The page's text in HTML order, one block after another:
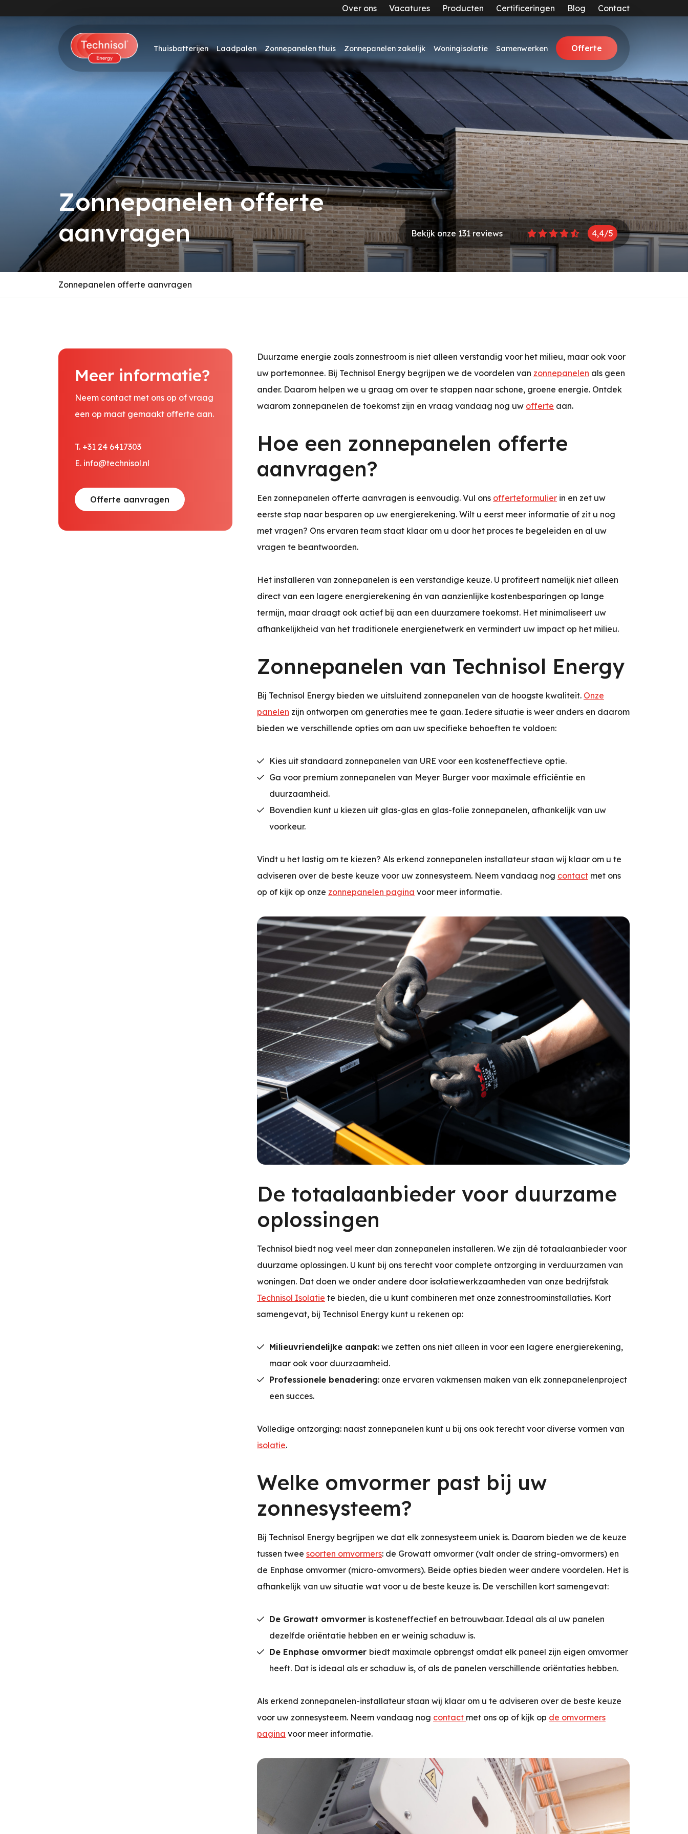
Over ons Vacatures Producten Certificeringen Blog Contact
Thuisbatterijen Laadpalen Zonnepanelen thuis Zonnepanelen zakelijk Woningisolatie Samenwerken Offerte
Zonnepanelen offerte
aanvragen
Bekijk onze 131 reviews 4,4/5
Zonnepanelen offerte aanvragen
Meer informatie?
Neem contact met ons op of vraag
een op maat gemaakt offerte aan.
T. +31 24 6417303
E. info@technisol.nl
Offerte aanvragen
Duurzame energie zoals zonnestroom is niet alleen verstandig voor het milieu, maar ook voor
uw portemonnee. Bij Technisol Energy begrijpen we de voordelen van zonnepanelen als geen
ander. Daarom helpen we u graag om over te stappen naar schone, groene energie. Ontdek
waarom zonnepanelen de toekomst zijn en vraag vandaag nog uw offerte aan.
Hoe een zonnepanelen offerte
aanvragen?
Een zonnepanelen offerte aanvragen is eenvoudig. Vul ons offerteformulier in en zet uw
eerste stap naar besparen op uw energierekening. Wilt u eerst meer informatie of zit u nog
met vragen? Ons ervaren team staat klaar om u door het proces te begeleiden en al uw
vragen te beantwoorden.
Het installeren van zonnepanelen is een verstandige keuze. U profiteert namelijk niet alleen
direct van een lagere energierekening én van aanzienlijke kostenbesparingen op lange
termijn, maar draagt ook actief bij aan een duurzamere toekomst. Het minimaliseert uw
afhankelijkheid van het traditionele energienetwerk en vermindert uw impact op het milieu.
Zonnepanelen van Technisol Energy
Bij Technisol Energy bieden we uitsluitend zonnepanelen van de hoogste kwaliteit. Onze
panelen zijn ontworpen om generaties mee te gaan. Iedere situatie is weer anders en daarom
bieden we verschillende opties om aan uw specifieke behoeften te voldoen:
Kies uit standaard zonnepanelen van URE voor een kosteneffectieve optie.
Ga voor premium zonnepanelen van Meyer Burger voor maximale efficiëntie en
duurzaamheid.
Bovendien kunt u kiezen uit glas-glas en glas-folie zonnepanelen, afhankelijk van uw
voorkeur.
Vindt u het lastig om te kiezen? Als erkend zonnepanelen installateur staan wij klaar om u te
adviseren over de beste keuze voor uw zonnesysteem. Neem vandaag nog contact met ons
op of kijk op onze zonnepanelen pagina voor meer informatie.
De totaalaanbieder voor duurzame
oplossingen
Technisol biedt nog veel meer dan zonnepanelen installeren. We zijn dé totaalaanbieder voor
duurzame oplossingen. U kunt bij ons terecht voor complete ontzorging in verduurzamen van
woningen. Dat doen we onder andere door isolatiewerkzaamheden van onze bedrijfstak
Technisol Isolatie te bieden, die u kunt combineren met onze zonnestroominstallaties. Kort
samengevat, bij Technisol Energy kunt u rekenen op:
Milieuvriendelijke aanpak: we zetten ons niet alleen in voor een lagere energierekening,
maar ook voor duurzaamheid.
Professionele benadering: onze ervaren vakmensen maken van elk zonnepanelenproject
een succes.
Volledige ontzorging: naast zonnepanelen kunt u bij ons ook terecht voor diverse vormen van
isolatie.
Welke omvormer past bij uw
zonnesysteem?
Bij Technisol Energy begrijpen we dat elk zonnesysteem uniek is. Daarom bieden we de keuze
tussen twee soorten omvormers: de Growatt omvormer (valt onder de string-omvormers) en
de Enphase omvormer (micro-omvormers). Beide opties bieden weer andere voordelen. Het is
afhankelijk van uw situatie wat voor u de beste keuze is. De verschillen kort samengevat:
De Growatt omvormer is kosteneffectief en betrouwbaar. Ideaal als al uw panelen
dezelfde oriëntatie hebben en er weinig schaduw is.
De Enphase omvormer biedt maximale opbrengst omdat elk paneel zijn eigen omvormer
heeft. Dat is ideaal als er schaduw is, of als de panelen verschillende oriëntaties hebben.
Als erkend zonnepanelen-installateur staan wij klaar om u te adviseren over de beste keuze
voor uw zonnesysteem. Neem vandaag nog contact met ons op of kijk op de omvormers
pagina voor meer informatie.